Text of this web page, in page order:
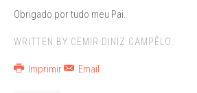
Obrigado por tudo meu Pai.
WRITTEN BY CEMIR DINIZ CAMPÊLO.
Imprimir Email